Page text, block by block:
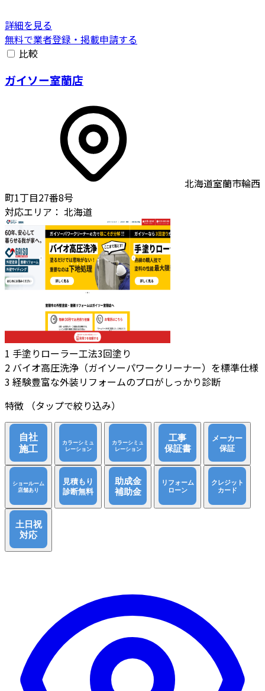
詳細を見る
無料で業者登録・掲載申請する
比較
ガイソー室蘭店
北海道室蘭市輪西
町1丁目27番8号
対応エリア： 北海道
1 手塗りローラー工法3回塗り
2 バイオ高圧洗浄（ガイソーパワークリーナー）を標準仕様
3 経験豊富な外装リフォームのプロがしっかり診断
特徴
（タップで絞り込み）